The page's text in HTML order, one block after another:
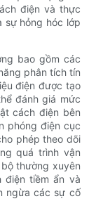
điện và thực
sự hỏng hóc lớp
bao gồm các
phân tích tín
điện được tạo
đánh giá mức
cách điện bên
phóng điện cục
phép theo dõi
quá trình vận
thường xuyên
điện tiềm ẩn và
ngừa các sự cố